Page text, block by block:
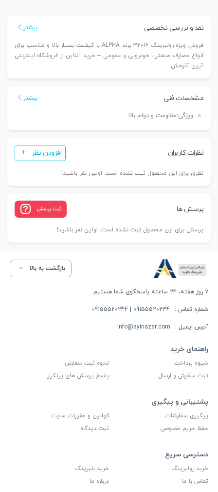
نقد و بررسی تخصصی بیشتر
فروش ویژه رولبرینگ 32016 برند ALPHA با کیفیت بسیار بالا و مناسب برای
انواع مصارف صنعتی، خودرویی و عمومی – خرید آنلاین از فروشگاه اینترنتی
آیین آذرخش
مشخصات فنی بیشتر
ویژگی:مقاومت و دوام بالا
نظرات کاربران افزودن نظر
نظری برای این محصول ثبت نشده است. اولین نفر باشید!
پرسش ها ثبت پرسش
پرسش برای این محصول ثبت نشده است. اولین نفر باشید!
بازگشت به بالا
۷ روز هفته، ۲۴ ساعته پاسخگوی شما هستیم.
شماره تماس : 09155520234 | 09155520244
آدرس ایمیل : info@ayinazar.com
راهنمای خرید
شیوه پرداخت
نحوه ثبت سفارش
ثبت سفارش و ارسال
پاسخ پرسش های پرتکرار
پشتیبانی و پیگیری
پیگیری سفارشات
قوانین و مقررات سایت
حفظ حریم خصوصی
ثبت دیدگاه
دسترسی سریع
خرید رولبرینگ
خرید بلبرینگ
تماس با ما
درباره ما